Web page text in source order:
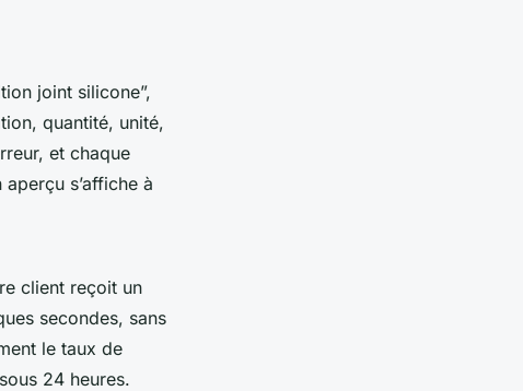
joint silicone”,
quantité, unité,
et chaque
s’affiche à
client reçoit un
secondes, sans
le taux de
24 heures.